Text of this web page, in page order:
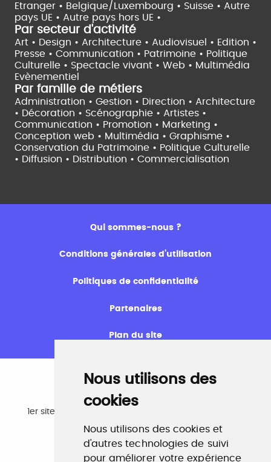
Nous utilisons des
cookies
Nous utilisons des cookies et
d'autres technologies de suivi
pour améliorer votre expérience
Etranger • Belgique/Luxembourg • Suisse • Autre
pays UE • Autre pays hors UE •
Par secteur d'activité
Art • Design • Architecture • Audiovisuel • Edition •
Presse • Communication • Patrimoine • Politique
Culturelle • Spectacle vivant • Web • Multimédia
Evènementiel
Par famille de métiers
Administration • Gestion • Direction • Architecture
• Décoration • Scénographie • Artistes •
Communication • Promotion • Marketing •
Conception web • Multimédia • Graphisme •
Conservation du Patrimoine • Politique Culturelle
• Diffusion • Distribution • Commercialisation
Qui sommes-nous ?
Conditions générales d’utilisation
Politiques de confidentialité
Partenaires
Plan du site
Emploi
1er site emploi du secteur culturel 784.000 visites et
www.profilculture.com